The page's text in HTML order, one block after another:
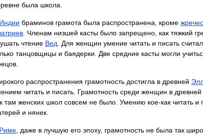
была школа.
Индии браминов грамота была распространена, кроме
. Членам низшей касты было запрещено, как тяжкий
чтение Вед. Для женщин умение читать и писать
танцовщицы и баядерки. Две средние касты могли
.
распространения грамотность достигла в древней
читать и писать. Грамотность среди женщин в древней
там женских школ совсем не было. Умению кое-как читать и
и нянек.
Риме, даже в лучшую его эпоху, грамотность не была так